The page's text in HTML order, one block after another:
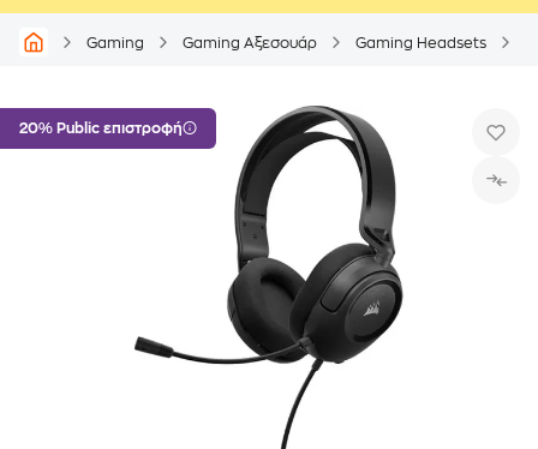
Gaming Gaming Αξεσουάρ Gaming Headsets
20% Public επιστροφή